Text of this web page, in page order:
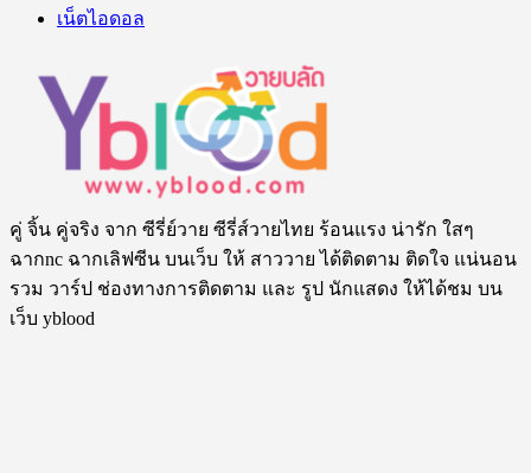
เน็ตไอดอล
คู่ จิ้น คู่จริง จาก ซีรี่ย์วาย ซีรี่ส์วายไทย ร้อนแรง น่ารัก ใสๆ
ฉากnc ฉากเลิฟซีน บนเว็บ ให้ สาววาย ได้ติดตาม ติดใจ แน่นอน
รวม วาร์ป ช่องทางการติดตาม และ รูป นักแสดง ให้ได้ชม บน
เว็บ yblood